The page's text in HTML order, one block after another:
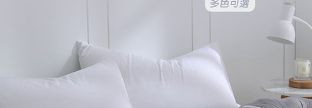
５．嚴禁一人註冊多個帳
形，恩沛科技股份有限公